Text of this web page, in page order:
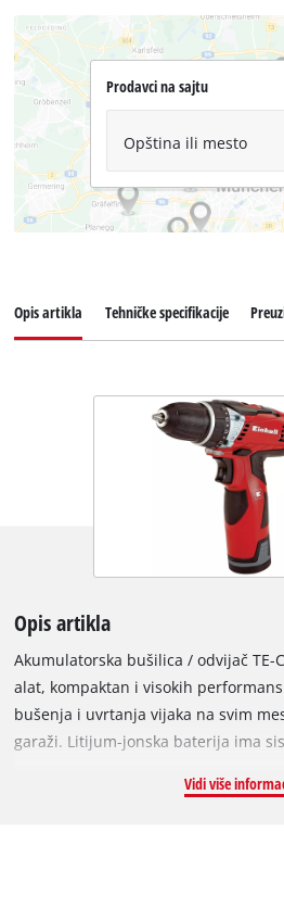
Prodavci na sajtu
Opština ili mesto
Opis artikla Tehničke specifikacije
Opis artikla
Akumulatorska bušilica / odvijač TE-
alat, kompaktan i visokih
bušenja i uvrtanja vijaka na svim
garaži. Litijum-jonska baterija ima
Dobar prenos snage osiguran je
Vidi više